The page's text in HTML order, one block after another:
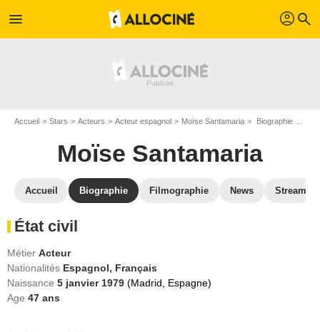
menu profil search
Accueil Stars Acteurs Acteur espagnol Moïse Santamaria Biographie Moïse Santamaria
Moïse Santamaria
Accueil Biographie Filmographie News Streaming
État civil
Métier Acteur
Nationalités Espagnol, Français
Naissance 5 janvier 1979 (Madrid, Espagne)
Age 47 ans